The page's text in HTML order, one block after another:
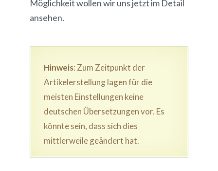
Möglichkeit wollen wir uns jetzt im Detail
ansehen.
Hinweis: Zum Zeitpunkt der
Artikelerstellung lagen für die
meisten Einstellungen keine
deutschen Übersetzungen vor. Es
könnte sein, dass sich dies
mittlerweile geändert hat.